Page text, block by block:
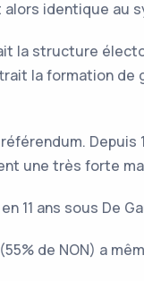
identique au
la structure
la formation
Depuis
une très forte
11 ans sous De
de NON) a